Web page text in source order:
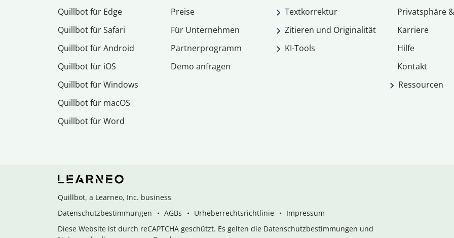
Quillbot für Edge
Quillbot für Safari
Quillbot für Android
Quillbot für iOS
Quillbot für Windows
Quillbot für macOS
Quillbot für Word
Preise
Für Unternehmen
Partnerprogramm
Demo anfragen
Textkorrektur
Zitieren und Originalität
KI-Tools
Privatsphäre
Karriere
Hilfe
Kontakt
Ressourcen
Quillbot, a Learneo, Inc. business
Datenschutzbestimmungen
AGBs Urheberrechtsrichtlinie
Impressum
Diese Website ist durch reCAPTCHA geschützt. Es gelten die Datenschutzbestimmungen und